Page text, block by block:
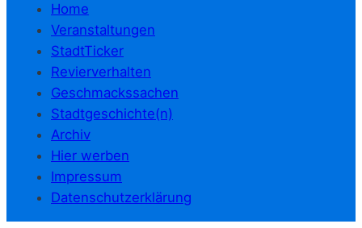
Home
Veranstaltungen
StadtTicker
Revierverhalten
Geschmackssachen
Stadtgeschichte(n)
Archiv
Hier werben
Impressum
Datenschutzerklärung